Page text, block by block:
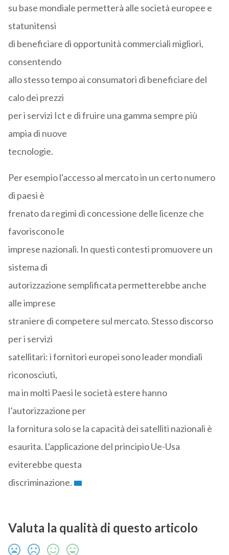
su base mondiale permetterà alle società europee e
statunitensi
di beneficiare di opportunità commerciali migliori,
consentendo
allo stesso tempo ai consumatori di beneficiare del
calo dei prezzi
per i servizi Ict e di fruire una gamma sempre più
ampia di nuove
tecnologie.
Per esempio l'accesso al mercato in un certo numero
di paesi è
frenato da regimi di concessione delle licenze che
favoriscono le
imprese nazionali. In questi contesti promuovere un
sistema di
autorizzazione semplificata permetterebbe anche
alle imprese
straniere di competere sul mercato. Stesso discorso
per i servizi
satellitari: i fornitori europei sono leader mondiali
riconosciuti,
ma in molti Paesi le società estere hanno
l’autorizzazione per
la fornitura solo se la capacità dei satelliti nazionali è
esaurita. L'applicazione del principio Ue-Usa
eviterebbe questa
discriminazione.
Valuta la qualità di questo articolo